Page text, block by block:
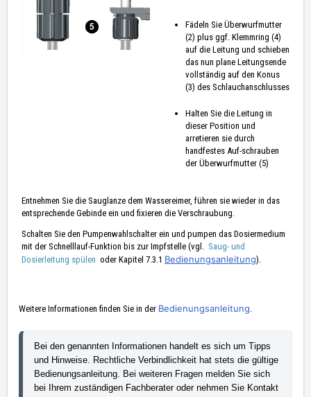
Fädeln Sie Überwurfmutter
(2) plus ggf. Klemmring (4)
auf die Leitung und schieben
das nun plane Leitungsende
vollständig auf den Konus
(3) des Schlauchanschlusses
Halten Sie die Leitung in
dieser Position und
arretieren sie durch
handfestes Auf-schrauben
der Überwurfmutter (5)
Entnehmen Sie die Sauglanze dem Wassereimer, führen sie wieder in das
entsprechende Gebinde ein und fixieren die Verschraubung.
Schalten Sie den Pumpenwahlschalter ein und pumpen das Dosiermedium
mit der Schnelllauf-Funktion bis zur Impfstelle (vgl. Saug- und
Dosierleitung spülen oder Kapitel 7.3.1 Bedienungsanleitung).
Weitere Informationen finden Sie in der Bedienungsanleitung.
Bei den genannten Informationen handelt es sich um Tipps
und Hinweise. Rechtliche Verbindlichkeit hat stets die gültige
Bedienungsanleitung. Bei weiteren Fragen melden Sie sich
bei Ihrem zuständigen Fachberater oder nehmen Sie Kontakt